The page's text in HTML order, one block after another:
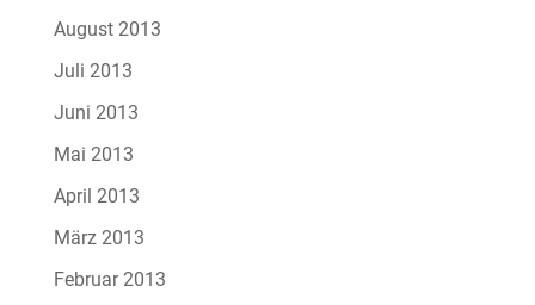
August 2013
Juli 2013
Juni 2013
Mai 2013
April 2013
März 2013
Februar 2013